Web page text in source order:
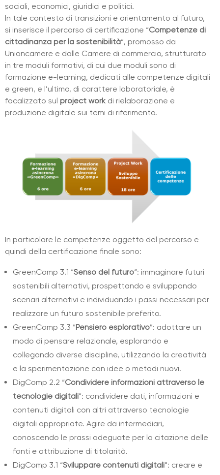
sociali, economici, giuridici e politici.
In tale contesto di transizioni e orientamento al futuro,
si inserisce il percorso di certificazione “Competenze di
cittadinanza per la sostenibilità“, promosso da
Unioncamere e dalle Camere di commercio, strutturato
in tre moduli formativi, di cui due moduli sono di
formazione e-learning, dedicati alle competenze digitali
e green, e l’ultimo, di carattere laboratoriale, è
focalizzato sul project work di rielaborazione e
produzione digitale sui temi di riferimento.
In particolare le competenze oggetto del percorso e
quindi della certificazione finale sono:
GreenComp 3.1 “Senso del futuro“: immaginare futuri
sostenibili alternativi, prospettando e sviluppando
scenari alternativi e individuando i passi necessari per
realizzare un futuro sostenibile preferito.
GreenComp 3.3 “Pensiero esplorativo”: adottare un
modo di pensare relazionale, esplorando e
collegando diverse discipline, utilizzando la creatività
e la sperimentazione con idee o metodi nuovi.
DigComp 2.2 “Condividere informazioni attraverso le
tecnologie digitali“: condividere dati, informazioni e
contenuti digitali con altri attraverso tecnologie
digitali appropriate. Agire da intermediari,
conoscendo le prassi adeguate per la citazione delle
fonti e attribuzione di titolarità.
DigComp 3.1 “Sviluppare contenuti digitali“: creare e